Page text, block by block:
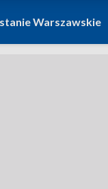
Warszawskie